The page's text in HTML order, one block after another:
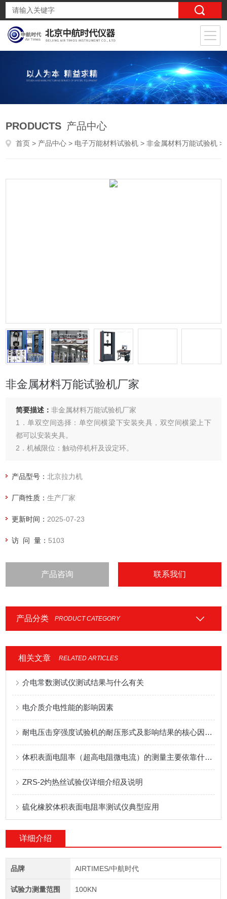
PRODUCTS 产品中心
首页 > 产品中心 > 电子万能材料试验机 >非金属材料万能试验机 > 北京拉力机非金属材料万能试验机厂家
非金属材料万能试验机厂家
简要描述：非金属材料万能试验机厂家
1．单双空间选择：单空间横梁下安装夹具，双空间横梁上下
都可以安装夹具。
2．机械限位：触动停机杆及设定环。
4．传动：采用高精度滚珠螺杆传动，高效率，高刚性，变形
5．伺服马达：采用日本松下AC伺服马达，提供稳定，宽幅可
产品型号：北京拉力机
厂商性质：生产厂家
更新时间： 2025-07-23
访 问 量： 5103
产品咨询 联系我们
产品分类 PRODUCT CATEGORY
相关文章 RELATED ARTICLES
介电常数测试仪测试结果与什么有关
电介质介电性能的影响因素
耐电压击穿强度试验机的耐压形式及影响结果的核心因素？
体积表面电阻率（超高电阻微电流）的测量主要依靠什么原理试验
ZRS-2灼热丝试验仪详细介绍及说明
硫化橡胶体积表面电阻率测试仪典型应用
详细介绍
品牌 AIRTIMES/中航时代
试验力测量范围 100KN